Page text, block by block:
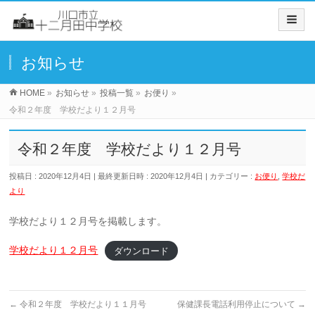
お知らせ
HOME » お知らせ » 投稿一覧 » お便り »
令和２年度 学校だより１２月号
令和２年度 学校だより１２月号
投稿日 : 2020年12月4日 最終更新日時 : 2020年12月4日 カテゴリー : お便り ,学校だ
より
学校だより１２月号を掲載します。
学校だより１２月号 ダウンロード
← 令和２年度 学校だより１１月号 保健課長電話利用停止について →